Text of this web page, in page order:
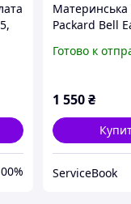
Материнська
Packard Bell
Готово к
1 550 ₴
ServiceBook